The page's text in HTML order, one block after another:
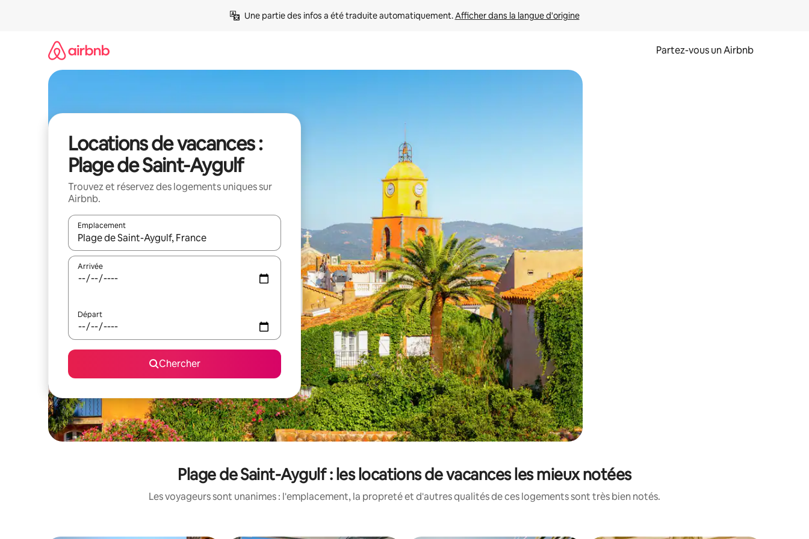
Une partie des infos a été traduite automatiquement. Afficher dans la langue d'origine
Partez-vous un Airbnb
Locations de vacances :
Plage de Saint-Aygulf
Trouvez et réservez des logements uniques sur
Airbnb.
Emplacement
Quand les résultats sont affichés, parcourez-les en utilisant les flèches vers le haut et vers le bas, ou en appuyant dessus et en les faisant glisser.
Arrivée
Départ
Chercher
Plage de Saint-Aygulf : les locations de vacances les mieux notées
Les voyageurs sont unanimes : l'emplacement, la propreté et d'autres qualités de ces logements sont très bien notés.